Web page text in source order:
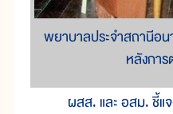
พยาบาลประจำสถานีอ
หลังกา
ผสส. และ อสม. ชี้แจง